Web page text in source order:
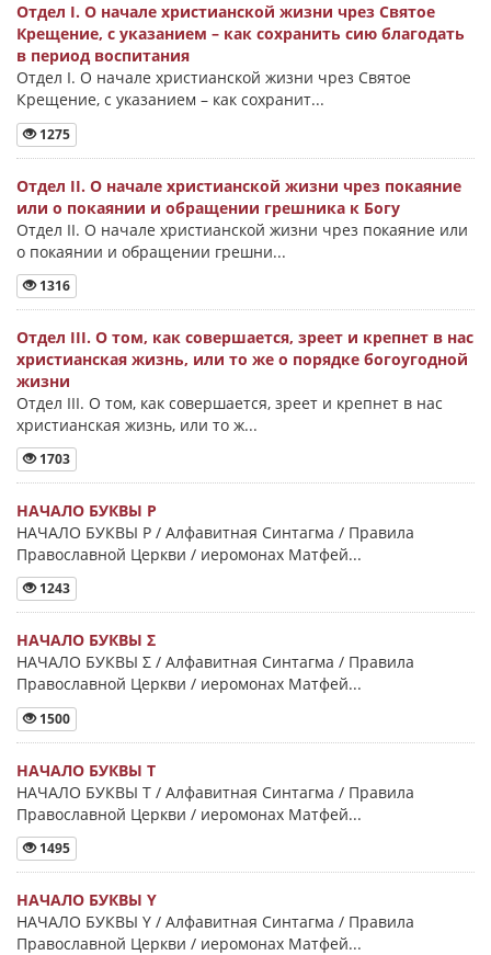
Отдел I. О начале христианской жизни чрез Святое
Крещение, с указанием – как сохранить сию благодать
в период воспитания
Отдел I. О начале христианской жизни чрез Святое
Крещение, с указанием – как сохранит...
1275
Отдел II. О начале христианской жизни чрез покаяние
или о покаянии и обращении грешника к Богу
Отдел II. О начале христианской жизни чрез покаяние или
о покаянии и обращении грешни...
1316
Отдел III. О том, как совершается, зреет и крепнет в нас
христианская жизнь, или то же о порядке богоугодной
жизни
Отдел III. О том, как совершается, зреет и крепнет в нас
христианская жизнь, или то ж...
1703
НАЧАЛО БУКВЫ Ρ
НАЧАЛО БУКВЫ Ρ / Алфавитная Синтагма / Правила
Православной Церкви / иеромонах Матфей...
1243
НАЧАЛО БУКВЫ Σ
НАЧАЛО БУКВЫ Σ / Алфавитная Синтагма / Правила
Православной Церкви / иеромонах Матфей...
1500
НАЧАЛО БУКВЫ Τ
НАЧАЛО БУКВЫ Τ / Алфавитная Синтагма / Правила
Православной Церкви / иеромонах Матфей...
1495
НАЧАЛО БУКВЫ Y
НАЧАЛО БУКВЫ Y / Алфавитная Синтагма / Правила
Православной Церкви / иеромонах Матфей...